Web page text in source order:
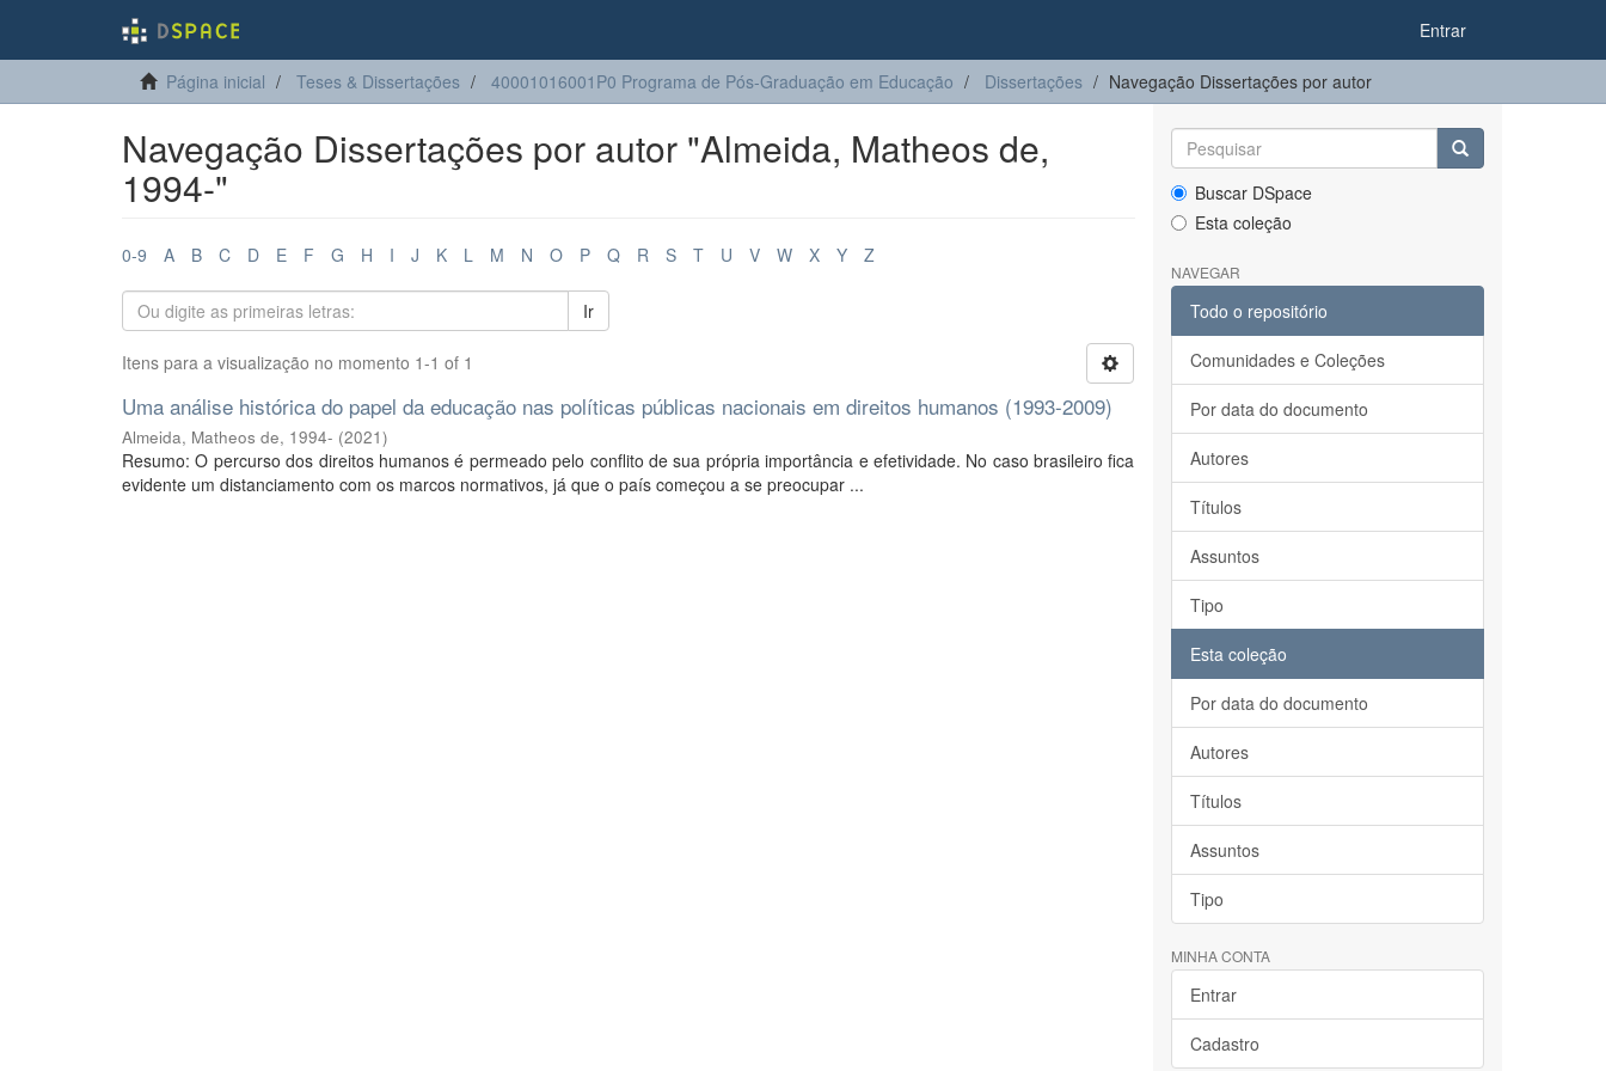
Entrar
Página inicial Teses & Dissertações 40001016001P0 Programa de Pós-Graduação em Educação Dissertações Navegação Dissertações por autor
Navegação Dissertações por autor "Almeida, Matheos de,
1994-"
0-9 A B C D E F G H I J K L M N O P Q R S T U V W X Y Z
Ir
Itens para a visualização no momento 1-1 of 1
Uma análise histórica do papel da educação nas políticas públicas nacionais em direitos humanos (1993-2009)
Almeida, Matheos de, 1994- (2021)
Resumo: O percurso dos direitos humanos é permeado pelo conflito de sua própria importância e efetividade. No caso brasileiro fica
evidente um distanciamento com os marcos normativos, já que o país começou a se preocupar ...
Buscar DSpace
Esta coleção
NAVEGAR
Todo o repositório
Comunidades e Coleções
Por data do documento
Autores
Títulos
Assuntos
Tipo
Esta coleção
Por data do documento
Autores
Títulos
Assuntos
Tipo
MINHA CONTA
Entrar
Cadastro